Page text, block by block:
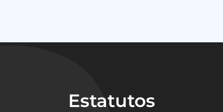
Estatutos